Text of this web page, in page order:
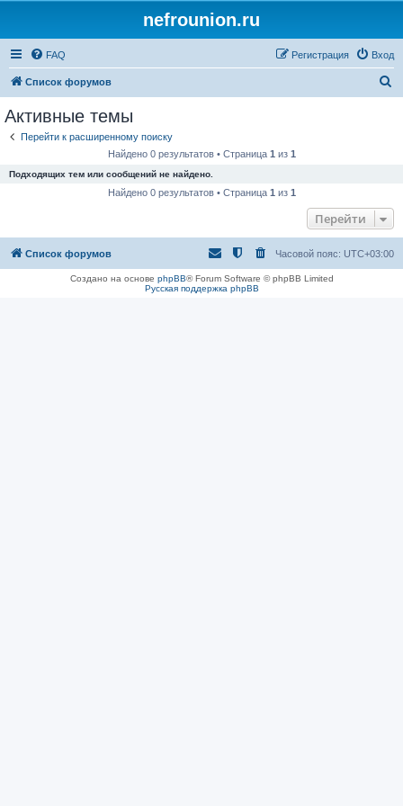
nefrounion.ru
FAQ Вход
Регистрация
Список форумов
Активные темы
Перейти к расширенному поиску
Найдено 0 результатов • Страница 1 из 1
Подходящих тем или сообщений не найдено.
Найдено 0 результатов • Страница 1 из 1
Перейти
Список форумов Часовой пояс: UTC+03:00
Создано на основе phpBB® Forum Software © phpBB Limited
Русская поддержка phpBB